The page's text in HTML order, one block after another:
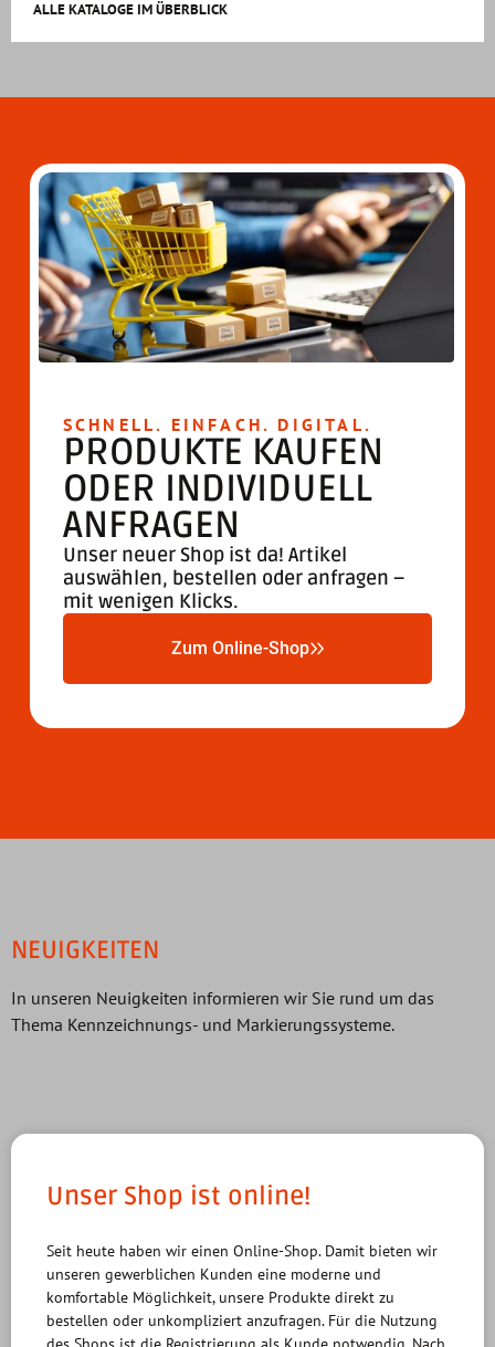
ALLE KATALOGE IM ÜBERBLICK
SCHNELL. EINFACH. DIGITAL.
PRODUKTE KAUFEN
ODER INDIVIDUELL
ANFRAGEN​
Unser neuer Shop ist da! Artikel
auswählen, bestellen oder anfragen –
mit wenigen Klicks.
Zum Online-Shop
NEUIGKEITEN
In unseren Neuigkeiten informieren wir Sie rund um das
Thema Kennzeichnungs- und Markierungssysteme.
Unser Shop ist online!
Seit heute haben wir einen Online-Shop. Damit bieten wir
unseren gewerblichen Kunden eine moderne und
komfortable Möglichkeit, unsere Produkte direkt zu
bestellen oder unkompliziert anzufragen. Für die Nutzung